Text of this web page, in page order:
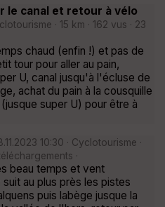
le canal et retour à vélo
· 15 km · 162 vus · 23
chaud (enfin !) et pas de
tour pour aller au pain,
U, canal jusqu'à l'écluse de
achat du pain à la cousquille
super U) pour être à
10:30 · Cyclotourisme ·
·
beau temps et vent
au plus près les pistes
puis labège jusque la